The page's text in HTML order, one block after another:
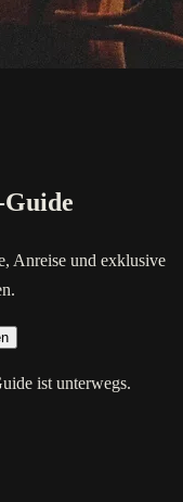
Guide
Anreise und exklusive
ist unterwegs.